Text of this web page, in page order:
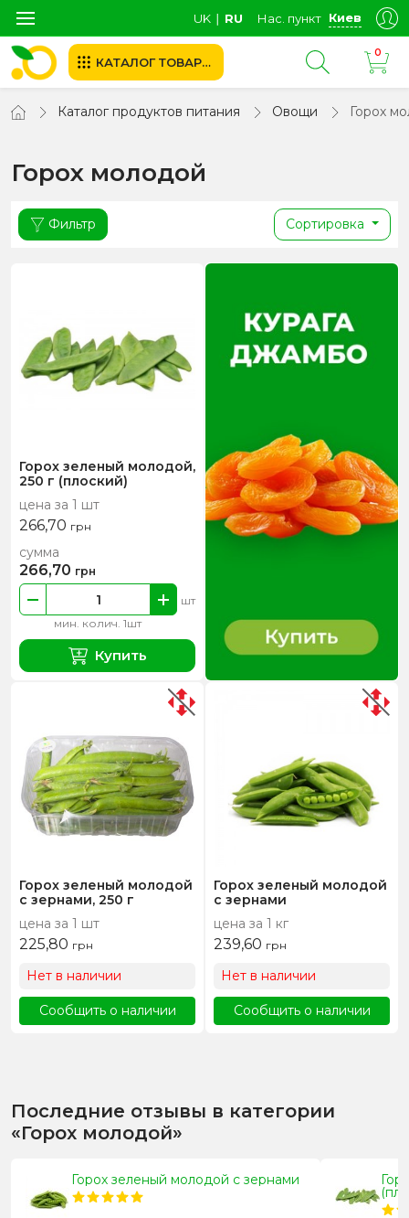
UK ∣ RU Нас. пункт Киев
КАТАЛОГ ТОВАРОВ
0
Каталог продуктов питания Овощи Горох
Горох молодой
Фильтр Сортировка
Горох зеленый молодой,
250 г (плоский)
цена за 1 шт
266,70 грн
мин. колич. 1шт
шт
сумма
266,70 грн
Купить
Горох зеленый молодой
с зернами, 250 г
цена за 1 шт
225,80 грн
Нет в наличии
Сообщить о наличии
Горох зеленый молодой
с зернами
цена за 1 кг
239,60 грн
Нет в наличии
Сообщить о наличии
Последние отзывы в категории
«Горох молодой»
Горох зеленый молодой с зернами